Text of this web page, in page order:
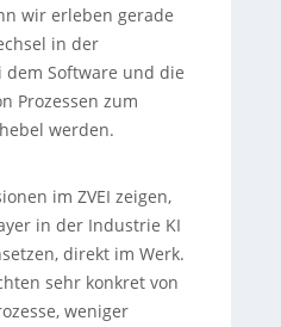
wir erleben gerade
in der
Software und die
Prozessen zum
werden.
im ZVEI zeigen,
in der Industrie KI
direkt im Werk.
sehr konkret von
weniger